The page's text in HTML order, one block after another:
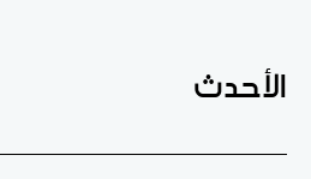
الأحدث